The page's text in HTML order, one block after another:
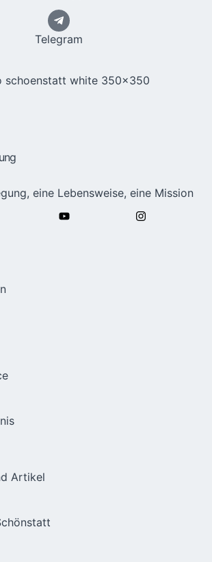
Telegram
eine Lebensweise, eine Mission
Artikel